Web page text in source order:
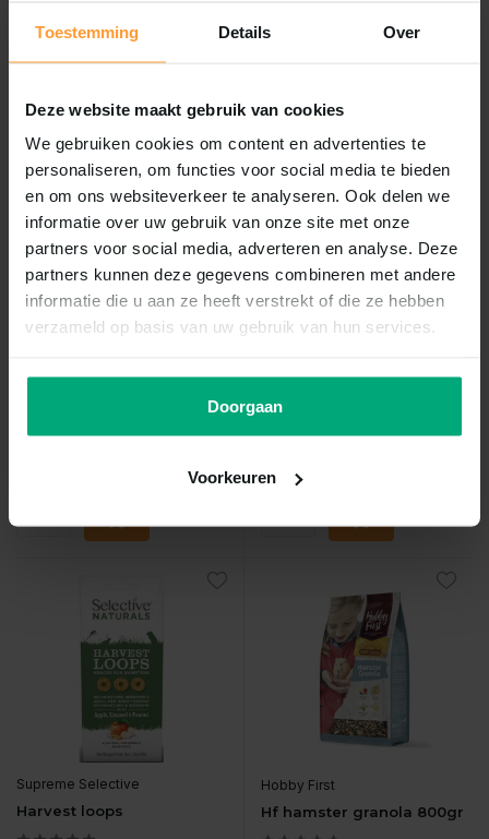
Toestemming Details Over
Deze website maakt gebruik van cookies
We gebruiken cookies om content en advertenties te
personaliseren, om functies voor social media te bieden
en om ons websiteverkeer te analyseren. Ook delen we
informatie over uw gebruik van onze site met onze
partners voor social media, adverteren en analyse. Deze
partners kunnen deze gegevens combineren met andere
informatie die u aan ze heeft verstrekt of die ze hebben
verzameld op basis van uw gebruik van hun services.
Doorgaan
Voorkeuren
havermengeling
Esve maiskolven 2st
...
Supreme Selective
Harvest loops
Hobby First
Hf hamster granola 800gr